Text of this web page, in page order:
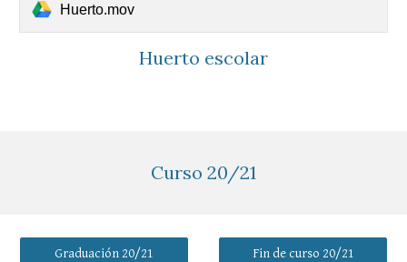
Huerto.mov
Huerto escolar
Curso 20/21
Graduación 20/21 Fin de curso 20/21